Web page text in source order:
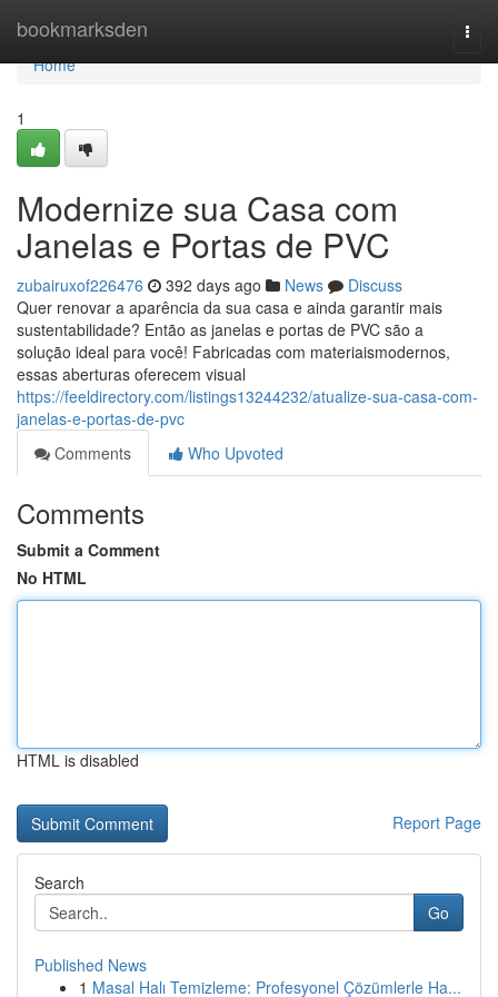
bookmarksden
Home
Home
1
Modernize sua Casa com
Janelas e Portas de PVC
zubairuxof226476 392 days ago News
Discuss
Quer renovar a aparência da sua casa e ainda garantir mais
sustentabilidade? Então as janelas e portas de PVC são a
solução ideal para você! Fabricadas com materiaismodernos,
essas aberturas oferecem visual
https://feeldirectory.com/listings13244232/atualize-sua-casa-com-
janelas-e-portas-de-pvc
Comments
Who Upvoted
Comments
Submit a Comment
No HTML
HTML is disabled
Report Page
Search
Go
Published News
1 Masal Halı Temizleme: Profesyonel Çözümlerle Ha...